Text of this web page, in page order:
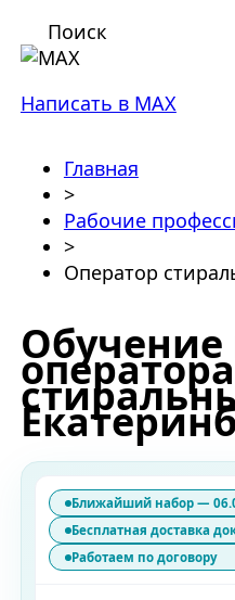
Поиск
Написать в MAX
Главная
>
Рабочие
>
Оператор
Обучение
оператора
Ближайший набор —
Бесплатная доставка
Работаем по договору